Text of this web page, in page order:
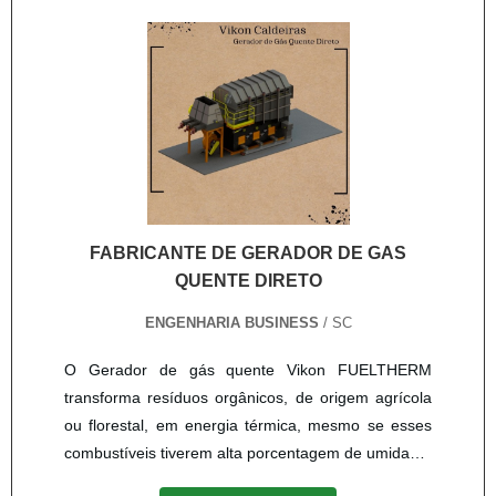
no mercado pela seriedade e qualidade que fecha
todo o ciclo de entrega com excelência para cada
FABRICANTE DE GERADOR DE GAS
QUENTE DIRETO
ENGENHARIA BUSINESS / SC
O Gerador de gás quente Vikon FUELTHERM
transforma resíduos orgânicos, de origem agrícola
ou florestal, em energia térmica, mesmo se esses
combustíveis tiverem alta porcentagem de umidade.